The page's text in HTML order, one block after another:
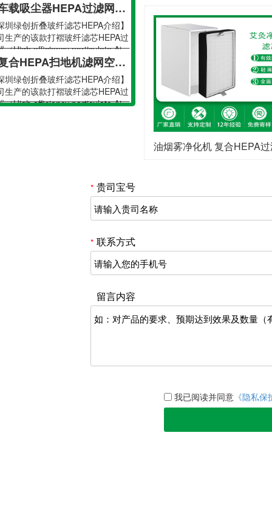
油烟雾净化机 复合HEPA过滤网 烟雾空气净化器
贵司宝号
*
联系方式
*
留言内容
我已阅读并同意 《隐私保
吸尘器HEPA过滤网不锈钢吸尘器海帕过滤网 空气净化器过滤网
圳绿创折叠玻纤滤芯HEPA介绍】
生产的该款打褶玻纤滤芯HEPA过
（High efficiency particulate Ai···
合HEPA扫地机滤网空气净化车载活性炭滤芯滤网
圳绿创折叠玻纤滤芯HEPA介绍】
生产的该款打褶玻纤滤芯HEPA过
（High efficiency particulate Ai···
圳绿创折叠玻纤滤芯HEPA介绍】
生产的该款打褶玻纤滤芯HEPA过
（High efficiency particulate Ai···
合HEPA扫地机滤网空气净化车载活性炭滤芯滤网
圳绿创折叠玻纤滤芯HEPA介绍】
生产的该款打褶玻纤滤芯HEPA过
（High efficiency particulate Ai···